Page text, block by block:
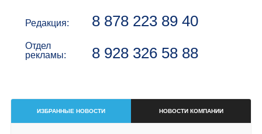
Редакция: 8 878 223 89 40
Отдел
рекламы:
8 928 326 58 88
ИЗБРАННЫЕ НОВОСТИ НОВОСТИ КОМПАНИИ